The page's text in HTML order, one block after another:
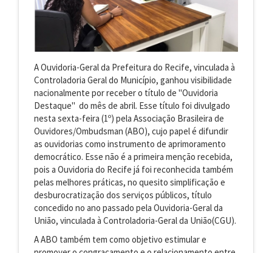
A Ouvidoria-Geral da Prefeitura do Recife, vinculada à
Controladoria Geral do Município, ganhou visibilidade
nacionalmente por receber o título de "Ouvidoria
Destaque" do mês de abril. Esse título foi divulgado
nesta sexta-feira (1º) pela Associação Brasileira de
Ouvidores/Ombudsman (ABO), cujo papel é difundir
as ouvidorias como instrumento de aprimoramento
democrático. Esse não é a primeira menção recebida,
pois a Ouvidoria do Recife já foi reconhecida também
pelas melhores práticas, no quesito simplificação e
desburocratização dos serviços públicos, título
concedido no ano passado pela Ouvidoria-Geral da
União, vinculada à Controladoria-Geral da União(CGU).
A ABO também tem como objetivo estimular e